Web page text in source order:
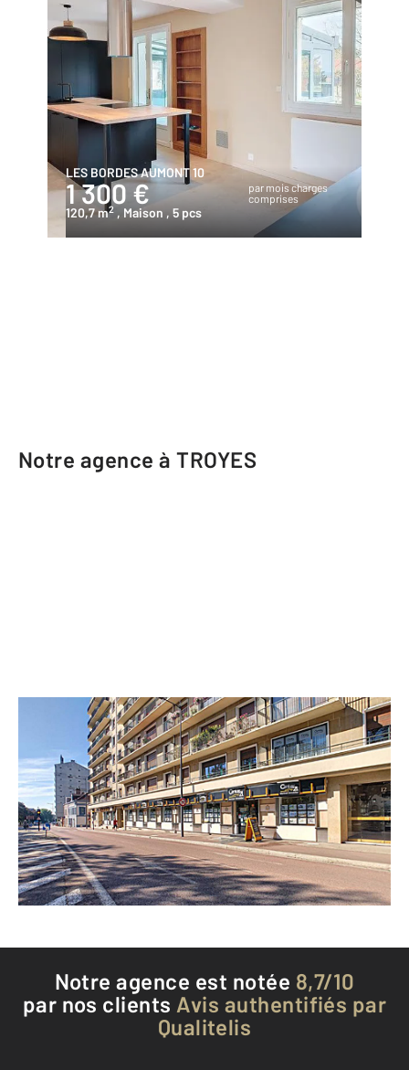
LES BORDES AUMONT 10
1 300 €
par mois charges
comprises
120,7 m2 , Maison , 5 pcs
Notre agence à TROYES
CENTURY 21 Martinot Immobilier
14 boulevard Victor Hugo CS 90121
TROYES - 10000
Envoyer un message
Téléphoner à l'agence
Notre agence est notée 8,7/10
par nos clients Avis authentifiés par
Qualitelis